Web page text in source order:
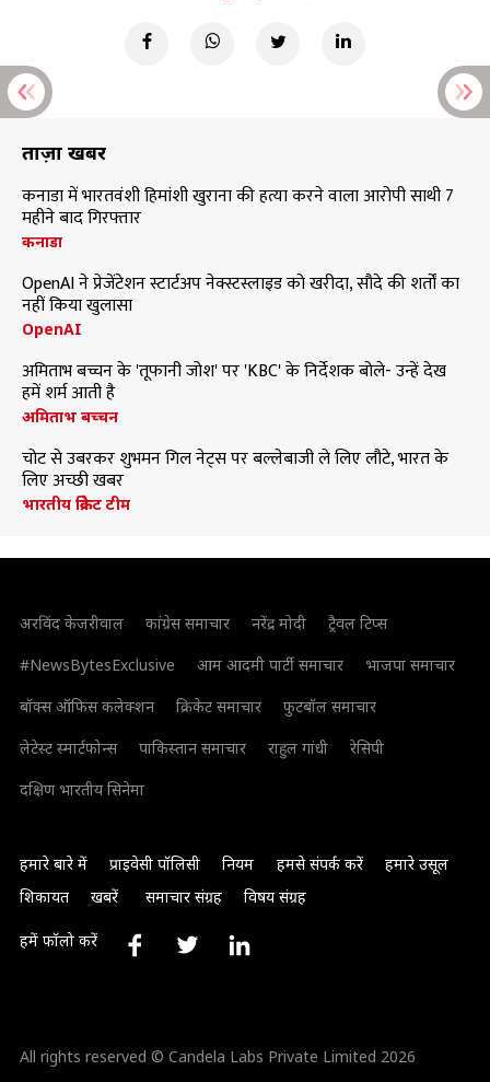
ताज़ा खबरें
कनाडा में भारतवंशी हिमांशी खुराना की हत्या करने वाला आरोपी साथी 7
महीने बाद गिरफ्तार
कनाडा
OpenAI ने प्रेजेंटेशन स्टार्टअप नेक्स्टस्लाइड को खरीदा, सौदे की शर्तों का
नहीं किया खुलासा
OpenAI
अमिताभ बच्चन के 'तूफानी जोश' पर 'KBC' के निर्देशक बोले- उन्हें देख
हमें शर्म आती है
अमिताभ बच्चन
चोट से उबरकर शुभमन गिल नेट्स पर बल्लेबाजी ले लिए लौटे, भारत के
लिए अच्छी खबर
भारतीय क्रिकेट टीम
अरविंद केजरीवाल कांग्रेस समाचार नरेंद्र मोदी
ट्रैवल टिप्स
#NewsBytesExclusive
आम आदमी पार्टी समाचार
भाजपा समाचार
बॉक्स ऑफिस कलेक्शन
क्रिकेट समाचार
फुटबॉल समाचार
लेटेस्ट स्मार्टफोन्स
पाकिस्तान समाचार राहुल गांधी
रेसिपी
दक्षिण भारतीय सिनेमा
हमारे बारे में प्राइवेसी पॉलिसी नियम हमसे संपर्क करें
हमारे उसूल
शिकायत
खबरें समाचार संग्रह विषय संग्रह
हमें फॉलो करें
All rights reserved © Candela Labs Private Limited 2026